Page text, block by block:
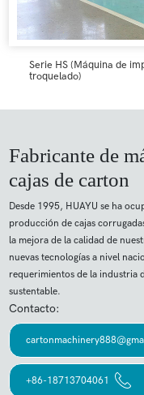
Serie HS (Máquina de
troquelado)
Fabricante de
cajas de carton
Desde 1995, HUAYU se ha
producción de cajas
la mejora de la calidad de
nuevas tecnologías a nivel
requerimientos de la industria
sustentable.
Contacto:
+86-18713704061